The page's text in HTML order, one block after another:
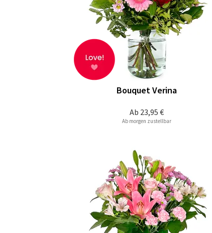
Ab 23,95 €
Bouquet Verina
Ab morgen zustellbar